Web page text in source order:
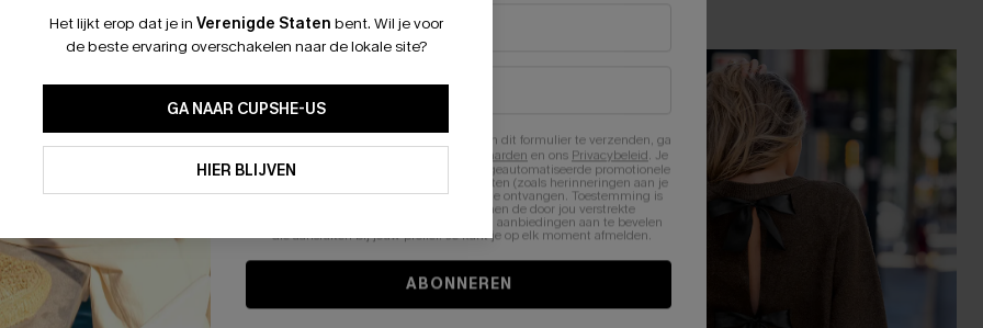
Het lijkt erop dat je in Verenigde Staten bent. Wil je voor
de beste ervaring overschakelen naar de lokale site?
GA NAAR CUPSHE-US
HIER BLIJVEN
Door je contactgegevens in te vullen en dit formulier te verzenden, ga
Algemene Voorwaarden en ons Privacybeleid. Je
stemt er tevens mee in om herhaalde geautomatiseerde promotionele
en gepersonaliseerde marketingberichten (zoals herinneringen aan je
winkelwagen) en e-mails van Cupshe te ontvangen. Toestemming is
niet vereist voor een aankoop. We kunnen de door jou verstrekte
informatie gebruiken om producten en aanbiedingen aan te bevelen
die aansluiten bij jouw profiel. Je kunt je op elk moment afmelden.
ABONNEREN